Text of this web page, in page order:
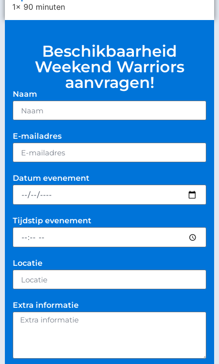
1x 90 minuten
Beschikbaarheid
Weekend Warriors
aanvragen!
Naam
E-mailadres
Datum evenement
Tijdstip evenement
Locatie
Extra informatie